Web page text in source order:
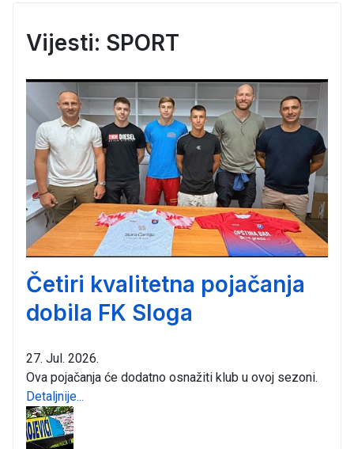
Vijesti: SPORT
Četiri kvalitetna pojačanja
dobila FK Sloga
27. Jul. 2026.
Ova pojačanja će dodatno osnažiti klub u ovoj sezoni.
Detaljnije...